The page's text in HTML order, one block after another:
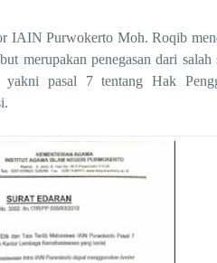
IAIN Purwokerto Moh. Roqib
merupakan penegasan dari
yakni pasal 7 tentang Hak